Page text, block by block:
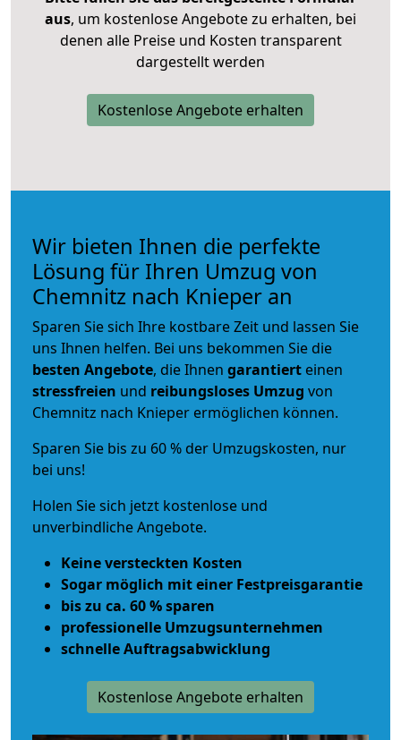
aus, um kostenlose Angebote zu erhalten, bei
denen alle Preise und Kosten transparent
dargestellt werden
Kostenlose Angebote erhalten
Wir bieten Ihnen die perfekte
Lösung für Ihren Umzug von
Chemnitz nach Knieper an
Sparen Sie sich Ihre kostbare Zeit und lassen Sie
uns Ihnen helfen. Bei uns bekommen Sie die
besten Angebote, die Ihnen garantiert einen
stressfreien und reibungsloses Umzug von
Chemnitz nach Knieper ermöglichen können.
Sparen Sie bis zu 60 % der Umzugskosten, nur
bei uns!
Holen Sie sich jetzt kostenlose und
unverbindliche Angebote.
Keine versteckten Kosten
Sogar möglich mit einer Festpreisgarantie
bis zu ca. 60 % sparen
professionelle Umzugsunternehmen
schnelle Auftragsabwicklung
Kostenlose Angebote erhalten